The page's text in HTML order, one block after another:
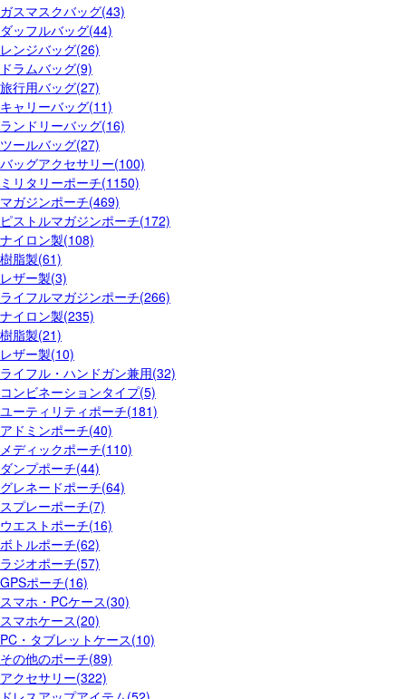
ガスマスクバッグ(43)
ダッフルバッグ(44)
レンジバッグ(26)
ドラムバッグ(9)
旅行用バッグ(27)
キャリーバッグ(11)
ランドリーバッグ(16)
ツールバッグ(27)
バッグアクセサリー(100)
ミリタリーポーチ(1150)
マガジンポーチ(469)
ピストルマガジンポーチ(172)
ナイロン製(108)
樹脂製(61)
レザー製(3)
ライフルマガジンポーチ(266)
ナイロン製(235)
樹脂製(21)
レザー製(10)
ライフル・ハンドガン兼用(32)
コンビネーションタイプ(5)
ユーティリティポーチ(181)
アドミンポーチ(40)
メディックポーチ(110)
ダンプポーチ(44)
グレネードポーチ(64)
スプレーポーチ(7)
ウエストポーチ(16)
ボトルポーチ(62)
ラジオポーチ(57)
GPSポーチ(16)
スマホ・PCケース(30)
スマホケース(20)
PC・タブレットケース(10)
その他のポーチ(89)
アクセサリー(322)